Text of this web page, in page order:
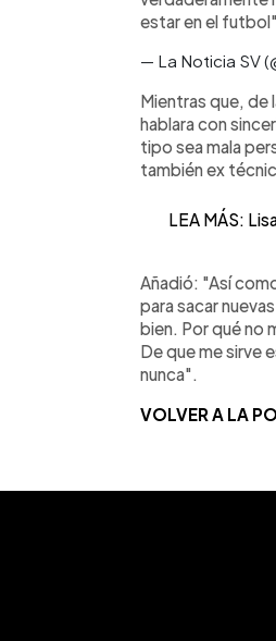
estar en el
— La Noticia SV
Mientras que, de
hablara con
tipo sea mala
también ex
LEA MÁS:
Añadió: "Así
para sacar
bien. Por qué no
De que me sirve
nunca".
VOLVER A LA